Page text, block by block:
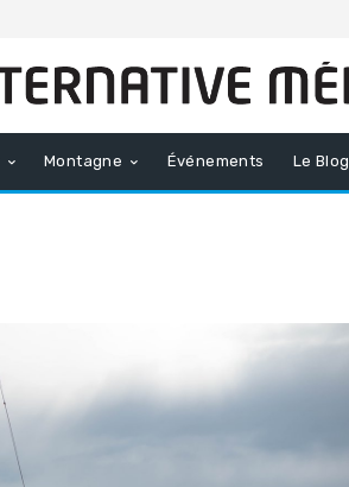
Montagne Événements Le Blog